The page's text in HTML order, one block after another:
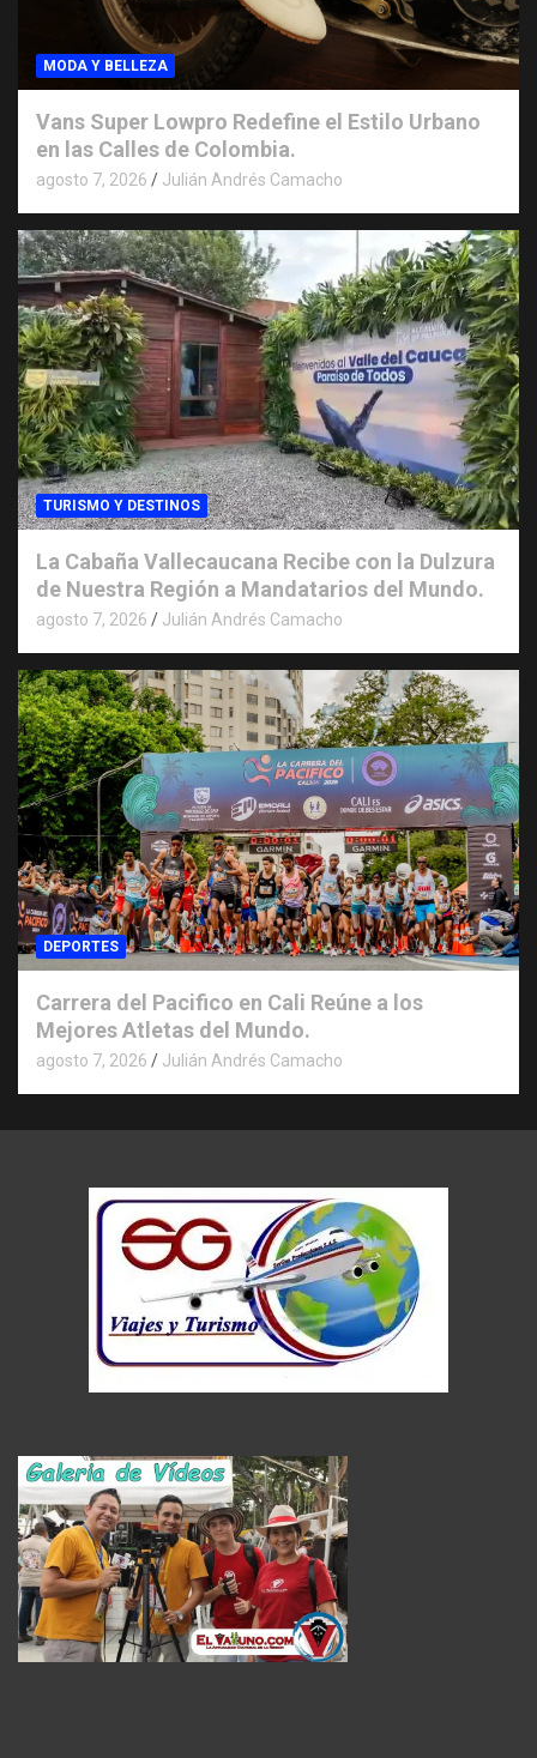
MODA Y BELLEZA
Vans Super Lowpro Redefine el Estilo Urbano
en las Calles de Colombia.
agosto 7, 2026 Julián Andrés Camacho
TURISMO Y DESTINOS
La Cabaña Vallecaucana Recibe con la Dulzura
de Nuestra Región a Mandatarios del Mundo.
agosto 7, 2026 Julián Andrés Camacho
DEPORTES
Carrera del Pacifico en Cali Reúne a los
Mejores Atletas del Mundo.
agosto 7, 2026 Julián Andrés Camacho